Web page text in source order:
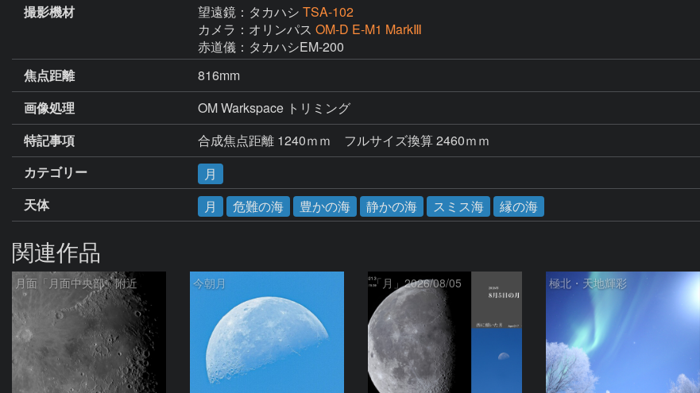
撮影機材
望遠鏡：タカハシ TSA-102
カメラ：オリンパス OM-D E-M1 MarkⅢ
赤道儀：タカハシEM-200
焦点距離
816mm
画像処理
OM Warkspace トリミング
特記事項
合成焦点距離 1240ｍｍ　フルサイズ換算 2460ｍｍ
カテゴリー
月
天体
月 危難の海 豊かの海 静かの海 スミス海 縁の海
関連作品
月面「月面中央部」附近 今朝月 「月」2026/08/05 極北・天地輝彩